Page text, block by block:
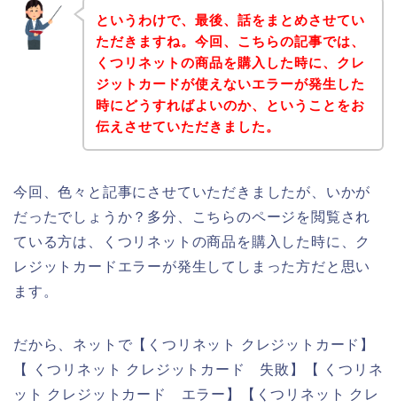
というわけで、最後、話をまとめさせてい
ただきますね。今回、こちらの記事では、
くつリネットの商品を購入した時に、クレ
ジットカードが使えないエラーが発生した
時にどうすればよいのか、ということをお
伝えさせていただきました。
今回、色々と記事にさせていただきましたが、いかが
だったでしょうか？多分、こちらのページを閲覧され
ている方は、くつリネットの商品を購入した時に、ク
レジットカードエラーが発生してしまった方だと思い
ます。
だから、ネットで【くつリネット クレジットカード】
【 くつリネット クレジットカード 失敗】【 くつリネ
ット クレジットカード エラー】【くつリネット クレ